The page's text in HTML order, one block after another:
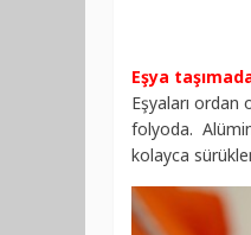
Eşya
Eşyaları ordan
folyoda.
kolayca